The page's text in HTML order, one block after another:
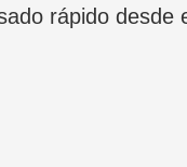
rápido desde